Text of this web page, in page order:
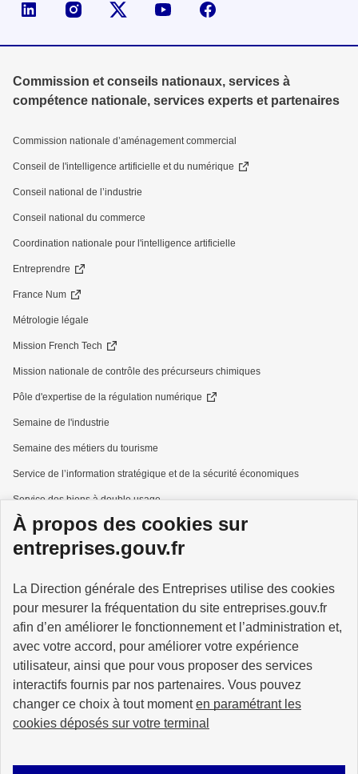
À propos des cookies sur
entreprises.gouv.fr
La Direction générale des Entreprises utilise des cookies
pour mesurer la fréquentation du site entreprises.gouv.fr
afin d’en améliorer le fonctionnement et l’administration et,
avec votre accord, pour améliorer votre expérience
utilisateur, ainsi que pour vous proposer des services
interactifs fournis par nos partenaires. Vous pouvez
changer ce choix à tout momenten paramétrant les
cookies déposés sur votre terminal
Page LinkedIn de la DGECompte X (ex-Twitter) de la DGE
Commission et conseils nationaux, services à
compétence nationale, services experts et partenaires
Commission nationale d’aménagement commercial
Conseil de l'intelligence artificielle et du numérique
Conseil national de l’industrie
Conseil national du commerce
Coordination nationale pour l'intelligence artificielle
Entreprendre
France Num
Métrologie légale
Mission French Tech
Mission nationale de contrôle des précurseurs chimiques
Pôle d'expertise de la régulation numérique
Semaine de l'industrie
Semaine des métiers du tourisme
Service de l’information stratégique et de la sécurité économiques
Service des biens à double usage
Services à la personne
GOUVERNEMENT
info.gouv.fr service-public.gouv.fr